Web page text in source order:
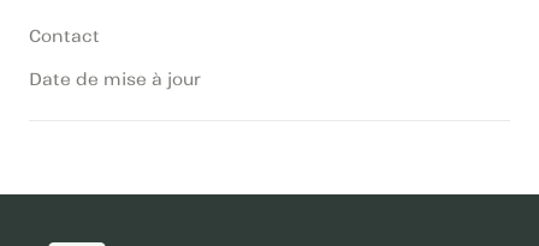
Contact
Date de mise à jour